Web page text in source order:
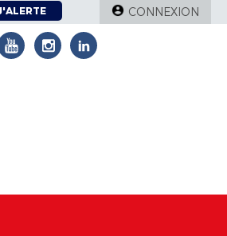
CONNEXION